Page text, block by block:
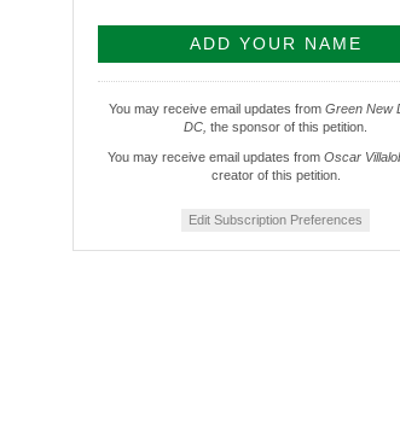
You may receive email updates from Green New
DC, the sponsor of this petition.
You may receive email updates from Oscar
creator of this petition.
Edit Subscription Preferences